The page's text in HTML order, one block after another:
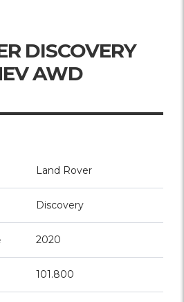
DISCOVERY
AWD
Land Rover
Discovery
2020
101.800